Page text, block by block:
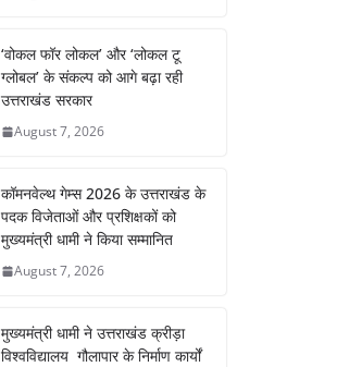
‘वोकल फॉर लोकल’ और ‘लोकल टू
ग्लोबल’ के संकल्प को आगे बढ़ा रही
उत्तराखंड सरकार
August 7, 2026
कॉमनवेल्थ गेम्स 2026 के उत्तराखंड के
पदक विजेताओं और प्रशिक्षकों को
मुख्यमंत्री धामी ने किया सम्मानित
August 7, 2026
मुख्यमंत्री धामी ने उत्तराखंड क्रीड़ा
विश्वविद्यालय गौलापार के निर्माण कार्यों